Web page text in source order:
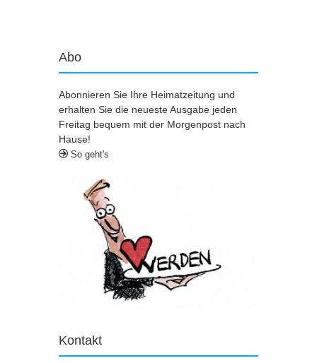
Abo
Abonnieren Sie Ihre Heimatzeitung und
erhalten Sie die neueste Ausgabe jeden
Freitag bequem mit der Morgenpost nach
Hause!
So geht's
Kontakt